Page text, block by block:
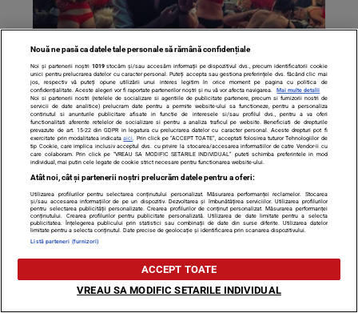
Il mai tii minte pe Anthony Icuagu de la Vocea Romaniei?
Vezi ce explicatie halucinanta a gasit pentru viata sa
amoroasa!
Nouă ne pasă ca datele tale personale să rămână confidențiale
Noi și partenerii noștri 1019stocăm și/sau accesăm informații pe dispozitivul dvs., precum identificatorii cookie
unici pentru prelucrarea datelor cu caracter personal. Puteți accepta sau gestiona preferințele dvs. făcând clic mai
jos, respectiv vă puteți opune utilizării unui interes legitim în orice moment pe pagina cu politica de
confidențialitate. Aceste alegeri vor fi raportate partenerilor noștri și nu vă vor afecta navigarea.
Mai multe detalii
Noi si partenerii nostri (retelele de socializare si agentiile de publicitate partenere, precum si furnizorii nostri de
servicii de date analitice) prelucram date pentru a permite website-ului sa functioneze, pentru a personaliza
continutul si anunturile publicitare afisate in functie de interesele si/sau profilul dvs., pentru a va oferi
functionalitati aferente retelelor de socializare si pentru a analiza traficul pe website. Beneficiati de drepturile
prevazute de art. 15-22 din GDPR in legatura cu prelucrarea datelor cu caracter personal. Aceste drepturi pot fi
exercitate prin modalitatea indicataaici . Prin click pe “ACCEPT TOATE”, acceptati folosirea tuturor Tehnologiilor de
tip Cookie, care implica inclusiv acceptul dvs. cu privire la stocarea/accesarea informatiilor de catre Vendor-ii cu
care colaboram. Prin click pe “VREAU SA MODIFIC SETARILE INDIVIDUAL” puteti schimba preferintele in mod
individual, mai putin cele legate de cookie strict necesare pentru functionarea website-ului.
Atât noi, cât și partenerii noștri prelucrăm datele pentru a oferi:
Utilizarea profilurilor pentru selectarea conținutului personalizat. Măsurarea performanței reclamelor. Stocarea
și/sau accesarea informațiilor de pe un dispozitiv. Dezvoltarea și îmbunătățirea serviciilor. Utilizarea profilurilor
pentru selectarea publicității personalizate. Crearea profilurilor de conținut personalizat. Măsurarea performanței
conținutului. Crearea profilurilor pentru publicitate personalizată. Utilizarea de date limitate pentru a selecta
publicitatea. Înțelegerea publicului prin statistici sau combinații de date din surse diferite. Utilizarea datelor
limitate pentru a selecta conținutul. Date precise de geolocație și identificarea prin scanarea dispozitivului.
Listă parteneri (furnizori)
ACCEPT TOATE
VREAU SA MODIFIC SETARILE INDIVIDUAL